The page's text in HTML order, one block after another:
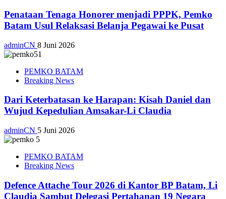
Penataan Tenaga Honorer menjadi PPPK, Pemko
Batam Usul Relaksasi Belanja Pegawai ke Pusat
adminCN 8 Juni 2026
PEMKO BATAM
Breaking News
Dari Keterbatasan ke Harapan: Kisah Daniel dan
Wujud Kepedulian Amsakar-Li Claudia
adminCN 5 Juni 2026
PEMKO BATAM
Breaking News
Defence Attache Tour 2026 di Kantor BP Batam, Li
Claudia Sambut Delegasi Pertahanan 19 Negara